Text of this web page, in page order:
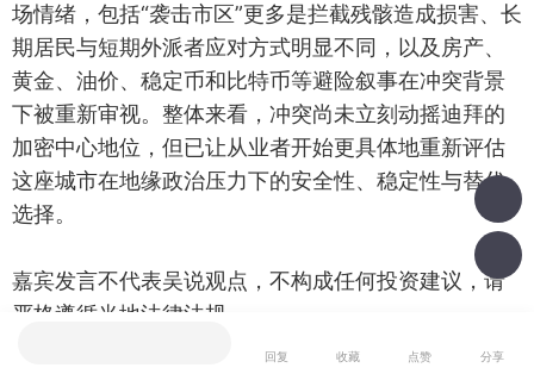
场情绪，包括“袭击市区”更多是拦截残骸造成损害、长
期居民与短期外派者应对方式明显不同，以及房产、
黄金、油价、稳定币和比特币等避险叙事在冲突背景
下被重新审视。整体来看，冲突尚未立刻动摇迪拜的
加密中心地位，但已让从业者开始更具体地重新评估
这座城市在地缘政治压力下的安全性、稳定性与替代
选择。
嘉宾发言不代表吴说观点，不构成任何投资建议，请
严格遵循当地法律法规。
回复 收藏 点赞 分享